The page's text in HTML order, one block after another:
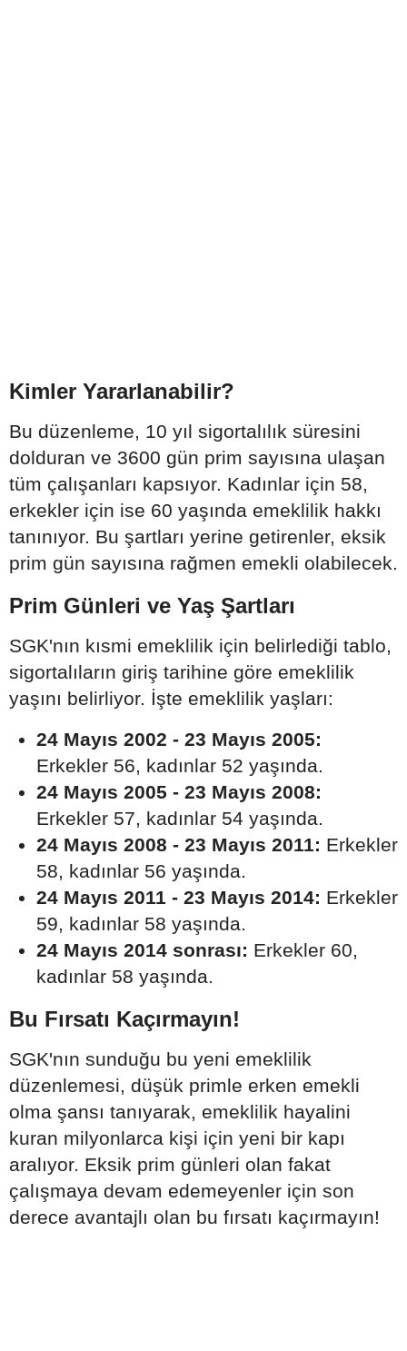
Kimler Yararlanabilir?
Bu düzenleme, 10 yıl sigortalılık süresini
dolduran ve 3600 gün prim sayısına ulaşan
tüm çalışanları kapsıyor. Kadınlar için 58,
erkekler için ise 60 yaşında emeklilik hakkı
tanınıyor. Bu şartları yerine getirenler, eksik
prim gün sayısına rağmen emekli olabilecek.
Prim Günleri ve Yaş Şartları
SGK'nın kısmi emeklilik için belirlediği tablo,
sigortalıların giriş tarihine göre emeklilik
yaşını belirliyor. İşte emeklilik yaşları:
24 Mayıs 2002 - 23 Mayıs 2005:
Erkekler 56, kadınlar 52 yaşında.
24 Mayıs 2005 - 23 Mayıs 2008:
Erkekler 57, kadınlar 54 yaşında.
24 Mayıs 2008 - 23 Mayıs 2011: Erkekler
58, kadınlar 56 yaşında.
24 Mayıs 2011 - 23 Mayıs 2014: Erkekler
59, kadınlar 58 yaşında.
24 Mayıs 2014 sonrası: Erkekler 60,
kadınlar 58 yaşında.
Bu Fırsatı Kaçırmayın!
SGK'nın sunduğu bu yeni emeklilik
düzenlemesi, düşük primle erken emekli
olma şansı tanıyarak, emeklilik hayalini
kuran milyonlarca kişi için yeni bir kapı
aralıyor. Eksik prim günleri olan fakat
çalışmaya devam edemeyenler için son
derece avantajlı olan bu fırsatı kaçırmayın!